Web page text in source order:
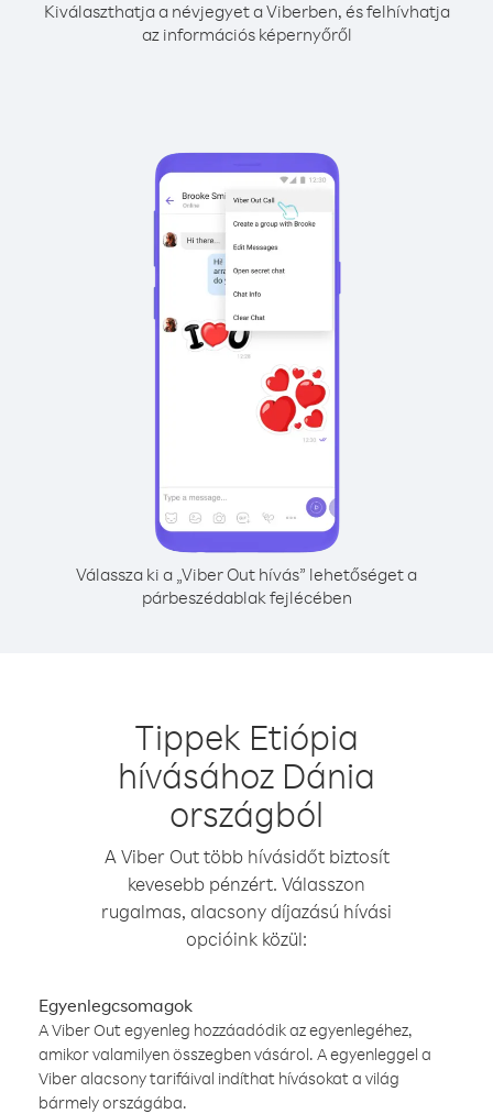
Kiválaszthatja a névjegyet a Viberben, és felhívhatja
az információs képernyőről
Válassza ki a „Viber Out hívás” lehetőséget a
párbeszédablak fejlécében
Tippek Etiópia
hívásához Dánia
országból
A Viber Out több hívásidőt biztosít
kevesebb pénzért. Válasszon
rugalmas, alacsony díjazású hívási
opcióink közül:
Egyenlegcsomagok
A Viber Out egyenleg hozzáadódik az egyenlegéhez,
amikor valamilyen összegben vásárol. A egyenleggel a
Viber alacsony tarifáival indíthat hívásokat a világ
bármely országába.